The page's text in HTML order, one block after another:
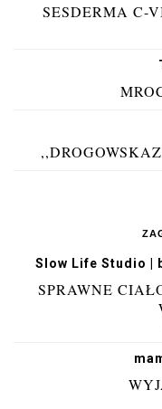
SESDERMA C-
Slow Life Studio |
SPRAWNE